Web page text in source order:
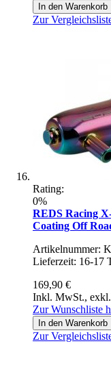
In den Warenkorb
Zur
Rating:
0%
REDS Racing
Coating Off
Artikelnummer:
Lieferzeit: 16-17
169,90 €
Inkl. MwSt., exkl.
Zur Wunschliste
In den Warenkorb
Zur